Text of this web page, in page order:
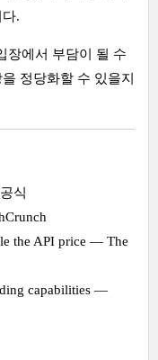
.
장에서 부담이 될 수
정당화할 수 있을지
식
the API price — The
capabilities —